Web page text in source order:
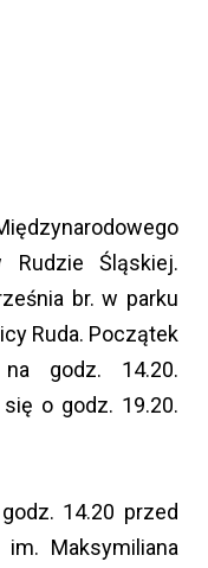
Rudzie Śląskiej.
br. w parku
Ruda. Początek
godz. 14.20.
o godz. 19.20.
14.20 przed
Maksymiliana